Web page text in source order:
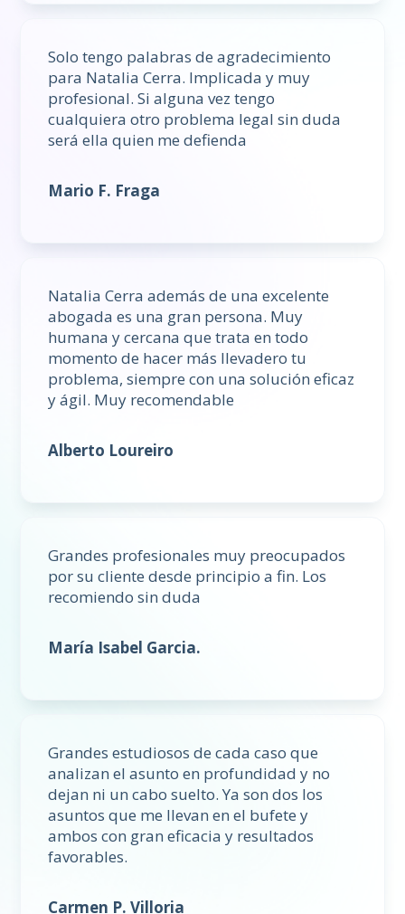
Solo tengo palabras de agradecimiento
para Natalia Cerra. Implicada y muy
profesional. Si alguna vez tengo
cualquiera otro problema legal sin duda
será ella quien me defienda
Mario F. Fraga
Natalia Cerra además de una excelente
abogada es una gran persona. Muy
humana y cercana que trata en todo
momento de hacer más llevadero tu
problema, siempre con una solución eficaz
y ágil. Muy recomendable
Alberto Loureiro
Grandes profesionales muy preocupados
por su cliente desde principio a fin. Los
recomiendo sin duda
María Isabel Garcia.
Grandes estudiosos de cada caso que
analizan el asunto en profundidad y no
dejan ni un cabo suelto. Ya son dos los
asuntos que me llevan en el bufete y
ambos con gran eficacia y resultados
favorables.
Carmen P. Villoria